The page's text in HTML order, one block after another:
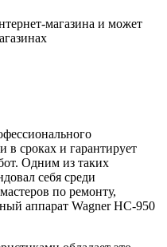
магазина и может
в сроках и гарантирует
Одним из таких
себя среди
по ремонту,
аппарат Wagner HC-950